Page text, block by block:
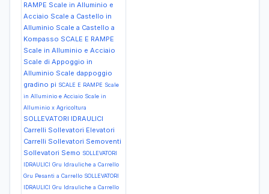
RAMPE Scale in Alluminio e
Acciaio Scale a Castello in
Alluminio Scale a Castello a
Kompasso SCALE E RAMPE
Scale in Alluminio e Acciaio
Scale di Appoggio in
Alluminio Scale dappoggio
gradino pi SCALE E RAMPE Scale
in Alluminio e Acciaio Scale in
Alluminio x Agricoltura
SOLLEVATORI IDRAULICI
Carrelli Sollevatori Elevatori
Carrelli Sollevatori Semoventi
Sollevatori Semo SOLLEVATORI
IDRAULICI Gru Idrauliche a Carrello
Gru Pesanti a Carrello SOLLEVATORI
IDRAULICI Gru Idrauliche a Carrello